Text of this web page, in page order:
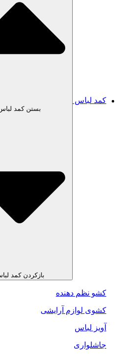
کمد لباس
بستن کمد لباس
بازکردن کمد لباس
کشو نظم دهنده
کشوی لوازم آرایشی
آویز لباس
جاشلواری